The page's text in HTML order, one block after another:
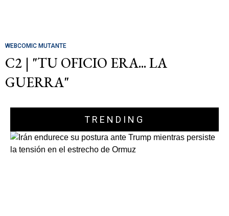
WEBCOMIC MUTANTE
C2 | "TU OFICIO ERA... LA
GUERRA"
TRENDING